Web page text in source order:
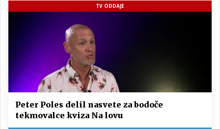
TV ODDAJE
Peter Poles delil nasvete za bodoče
tekmovalce kviza Na lovu